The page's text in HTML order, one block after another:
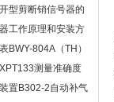
型剪断销信号器的
工作原理和安装方
BWY-804A（TH）
测量准确度
因导致的？
置B302-2自动补气